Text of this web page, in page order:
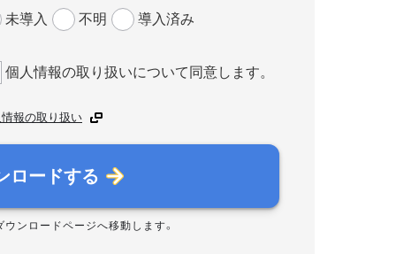
未導入 不明 導入済み
個人情報の取り扱いについて同意します。
報の取り扱い
ロードする
ウンロードページへ移動します。